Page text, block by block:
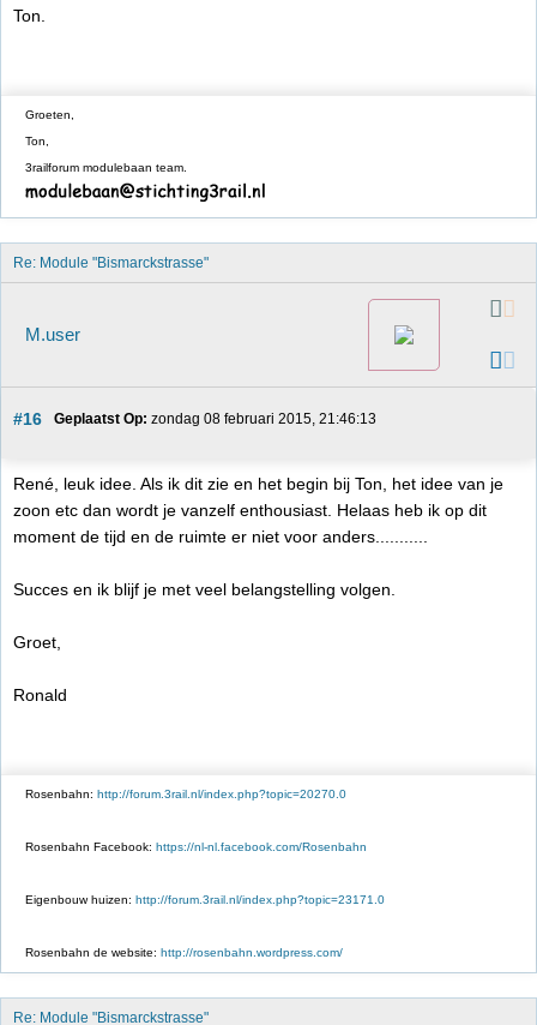
Ton.
Groeten,
Ton,
3railforum modulebaan team.
Re: Module "Bismarckstrasse"
M.user
#16 Geplaatst Op: zondag 08 februari 2015, 21:46:13
René, leuk idee. Als ik dit zie en het begin bij Ton, het idee van je
zoon etc dan wordt je vanzelf enthousiast. Helaas heb ik op dit
moment de tijd en de ruimte er niet voor anders...........
Succes en ik blijf je met veel belangstelling volgen.
Groet,
Ronald
Rosenbahn: http://forum.3rail.nl/index.php?topic=20270.0
Rosenbahn Facebook: https://nl-nl.facebook.com/Rosenbahn
Eigenbouw huizen: http://forum.3rail.nl/index.php?topic=23171.0
Rosenbahn de website: http://rosenbahn.wordpress.com/
Re: Module "Bismarckstrasse"